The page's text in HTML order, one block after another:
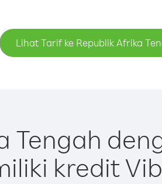
Lihat Tarif ke Republik Afrika
Tengah
kredit